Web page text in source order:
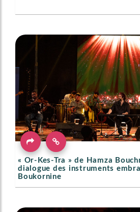
« Or-Kes-Tra » de Hamza
dialogue des instruments
Boukornine